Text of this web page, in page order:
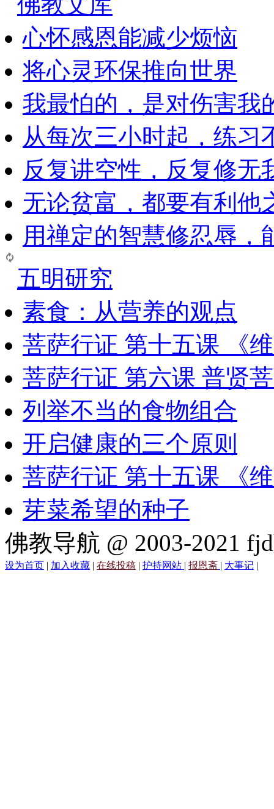
心怀感恩能减少烦恼
将心灵环保推向世界
我最怕的，是对伤害我
从每次三小时起，练习
反复讲空性，反复修无
无论贫富，都要有利他
用禅定的智慧修忍辱，
五明研究
素食：从营养的观点
菩萨行证 第十五课 《
菩萨行证 第六课 普贤
列举不当的食物组合
开启健康的三个原则
菩萨行证 第十五课 《
芽菜希望的种子
佛教导航 @ 2003-2021
设为首页 | 加入收藏 | 在线投稿 | 护持网站 | 报恩斋 | 大事记 |